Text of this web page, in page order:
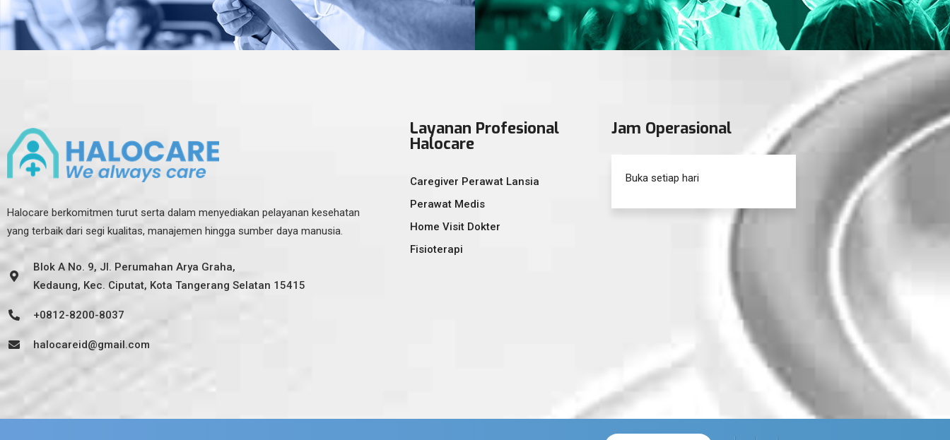
Halocare berkomitmen turut serta dalam menyediakan pelayanan kesehatan
yang terbaik dari segi kualitas, manajemen hingga sumber daya manusia.
Blok A No. 9, Jl. Perumahan Arya Graha,
Kedaung, Kec. Ciputat, Kota Tangerang Selatan 15415
+0812-8200-8037
halocareid@gmail.com
Layanan Profesional
Halocare
Caregiver Perawat Lansia
Perawat Medis
Home Visit Dokter
Fisioterapi
Jam Operasional
Buka setiap hari